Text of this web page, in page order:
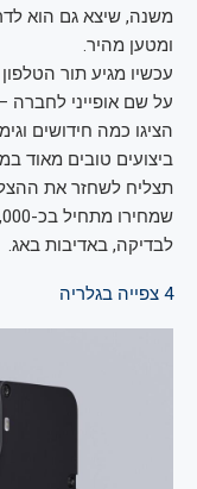
משנה, שיצא גם הוא
ומטען מהיר.
עכשיו מגיע תור
הציגו כמה חידושים
ביצועים טובים מאוד
תצליח לשחזר את
לבדיקה, באדיבות באג.
4 צפייה בגלריה